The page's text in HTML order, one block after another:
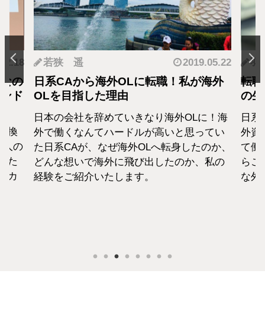
の
ド
換
人の
た
カ
若狭 遥 2019.05.22
日系CAから海外OLに転職！私が海外
OLを目指した理由
日本の会社を辞めていきなり海外OLに！海
外で働くなんてハードルが高いと思ってい
た日系CAが、なぜ海外OLへ転身したのか、
どんな想いで海外に飛び出したのか、私の
経験をご紹介いたします。
羽
転
の
日
外資
て働
らこ
な外